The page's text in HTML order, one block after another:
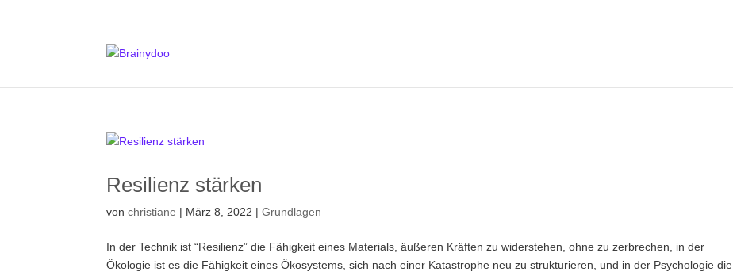
Resilienz stärken
vonchristiane | März 8, 2022 |Grundlagen
In der Technik ist “Resilienz” die Fähigkeit eines Materials, äußeren Kräften zu widerstehen, ohne zu zerbrechen, in der
Ökologie ist es die Fähigkeit eines Ökosystems, sich nach einer Katastrophe neu zu strukturieren, und in der Psychologie die